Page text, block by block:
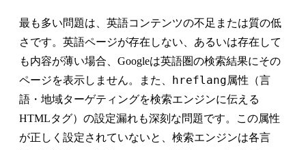
最も多い問題は、英語コンテンツの不足または質の低
さです。英語ページが存在しない、あるいは存在して
も内容が薄い場合、Googleは英語圏の検索結果にその
ページを表示しません。また、 hreflang属性（言
語・地域ターゲティングを検索エンジンに伝える
HTMLタグ）の設定漏れも深刻な問題です。この属性
が正しく設定されていないと、検索エンジンは各言